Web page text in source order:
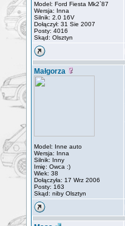
Model: Ford Fiesta Mk2`87
Wersja: Inna
Silnik: 2.0 16V
Dołączył: 31 Sie 2007
Posty: 4016
Skąd: Olsztyn
Małgorza
Model: Inne auto
Wersja: Inna
Silnik: Inny
Imię: Owca :)
Wiek: 38
Dołączyła: 17 Wrz 2006
Posty: 163
Skąd: niby Olsztyn